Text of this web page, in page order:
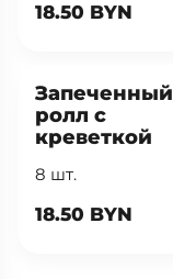
18.50 BYN
Запеченный
ролл с
креветкой
8 шт.
18.50 BYN